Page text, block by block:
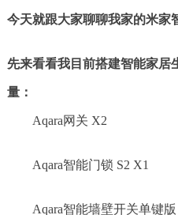
今天就跟大家聊聊我家的米家
先来看看我目前搭建智能家居
量：
Aqara网关 X2
Aqara智能门锁 S2 X1
Aqara智能墙壁开关单键版